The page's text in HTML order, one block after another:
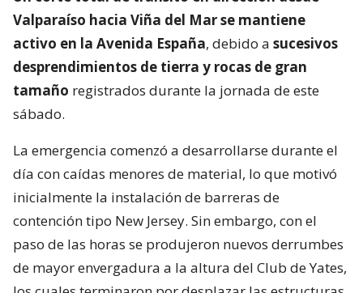
Valparaíso hacia Viña del Mar se mantiene
activo en la Avenida España, debido a sucesivos
desprendimientos de tierra y rocas de gran
tamaño registrados durante la jornada de este
sábado.
La emergencia comenzó a desarrollarse durante el
día con caídas menores de material, lo que motivó
inicialmente la instalación de barreras de
contención tipo New Jersey. Sin embargo, con el
paso de las horas se produjeron nuevos derrumbes
de mayor envergadura a la altura del Club de Yates,